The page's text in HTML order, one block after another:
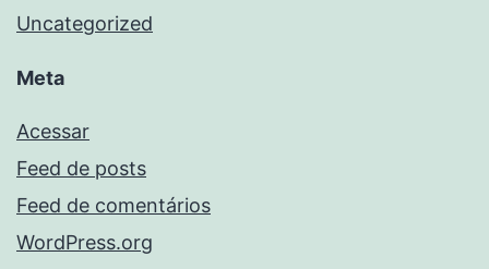
Uncategorized
Meta
Acessar
Feed de posts
Feed de comentários
WordPress.org